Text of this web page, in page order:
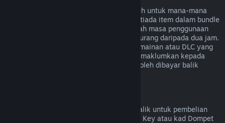
Anda boleh menerima bayaran balik penuh untuk mana-mana
bundle yang dibeli di Steam Store, selagi tiada item dalam bundle
tersebut telah dipindahkan, dan jika jumlah masa penggunaan
untuk semua item dalam bundle adalah kurang daripada dua jam.
Jika bundle mengandungi item dalam permainan atau DLC yang
tidak boleh dibayar balik, Steam akan memaklumkan kepada
anda sama ada seluruh bundle tersebut boleh dibayar balik
Valve tidak dapat memberikan bayaran balik untuk pembelian
yang dibuat di luar Steam (contohnya, CD Key atau kad Dompet